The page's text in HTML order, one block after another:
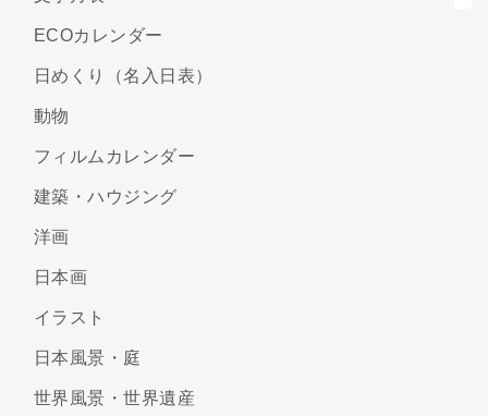
ECOカレンダー
日めくり（名入日表）
動物
フィルムカレンダー
建築・ハウジング
洋画
日本画
イラスト
日本風景・庭
世界風景・世界遺産